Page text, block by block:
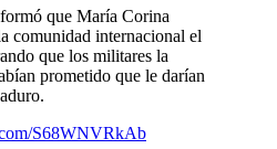
que María Corina
comunidad internacional el
que los militares la
prometido que le darían
S68WNVRkAb